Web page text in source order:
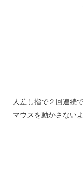
人差し指で２回連続
マウスを動かさない